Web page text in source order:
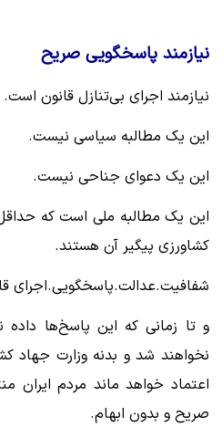
نیازمند پاسخگویی صریح
نیازمند اجرای بی‌تنازل قانون است.
این یک مطالبه سیاسی نیست.
این یک دعوای جناحی نیست.
کشاورزی پیگیر آن هستند.
‌شفافیت.عدالت.پاسخگویی.اجرای
و تا زمانی که این پاسخ‌ها
نخواهند شد و بدنه وزارت
اعتماد خواهد ماند ‌مردم ایران
صریح و بدون ابهام.